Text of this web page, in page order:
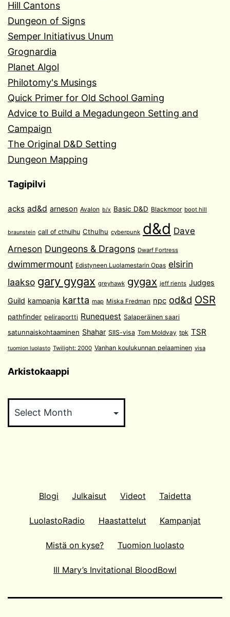
Hill Cantons
Dungeon of Signs
Semper Initiativus Unum
Grognardia
Planet Algol
Philotomy's Musings
Quick Primer for Old School Gaming
Advice to Build a Megadungeon Setting and
Campaign
The Original D&D Setting
Dungeon Mapping
Tagipilvi
acks ad&d arneson Avalon b/x Basic D&D Blackmoor boot hill
braunstein call of cthulhu Cthulhu cyberpunk d&d Dave
Arneson Dungeons & Dragons Dwarf Fortress
dwimmermount Edistyneen Luolamestarin Opas elsirin
laakso gary gygax greyhawk gygax jeff rients Judges
Guild kampanja kartta map Miska Fredman npc od&d OSR
pathfinder peliraportti Runequest Salaperäinen saari
satunnaiskohtaaminen Shahar SIIS-visa Tom Moldvay tpk TSR
tuomion luolasto Twilight: 2000 Vanhan koulukunnan pelaaminen visa
Arkistokaappi
Blogi Julkaisut Videot Taidetta
LuolastoRadio Haastattelut Kampanjat
Mistä on kyse? Tuomion luolasto
Ill Mary’s Invitational BloodBowl